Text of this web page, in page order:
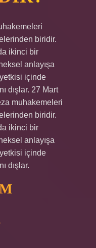
biridir.
ikinci bir
anlayışa
içinde
dışlar. 27 Mart
muhakemeleri
biridir.
ikinci bir
anlayışa
içinde
dışlar.